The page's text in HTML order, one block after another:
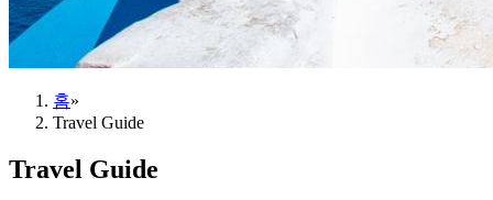
홈»
Travel Guide
Travel Guide